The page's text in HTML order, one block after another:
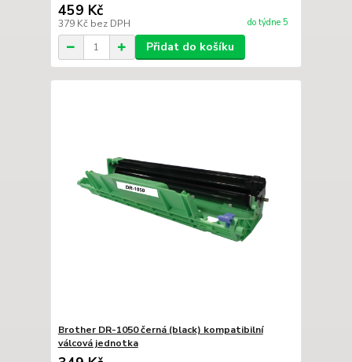
459 Kč
379 Kč bez DPH do týdne 5
Přidat do košíku
Brother DR-1050 černá (black) kompatibilní
válcová jednotka